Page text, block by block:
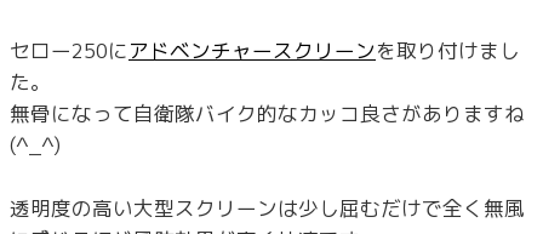
セロー250にアドベンチャースクリーンを取り付けまし
た。
無骨になって自衛隊バイク的なカッコ良さがありますね
(^_^)
透明度の高い大型スクリーンは少し屈むだけで全く無風